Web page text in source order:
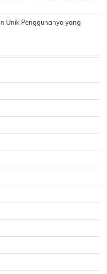
Unik Penggunanya yang